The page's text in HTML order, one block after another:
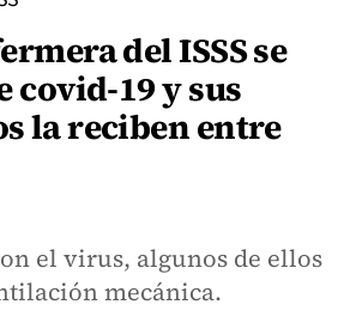
del ISSS se
covid-19 y sus
la reciben entre
el virus, algunos de ellos
mecánica.